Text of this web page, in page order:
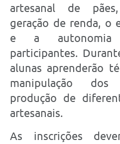
artesanal de
geração de renda, o
e a autonomia
participantes.
alunas aprenderão
manipulação
produção de
artesanais.
As inscrições